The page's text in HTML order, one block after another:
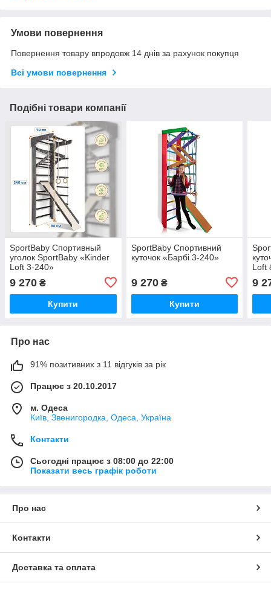
Умови повернення
Повернення товару впродовж 14 днів за рахунок покупця
Всі умови повернення
Подібні товари компанії
SportBaby Спортивный
уголок SportBaby «Kinder
Loft 3-240»
9 270 ₴
Купити
SportBaby Спортивний
куточок «Барбі 3-240»
9 270₴
Купити
Loft
9
Про нас
91% позитивних з 11 відгуків за рік
Працює з 20.10.2017
м. Одеса
Київ, Звенигородка, Одеса, Україна
Контакти
Сьогодні працює з 08:00 до 22:00
Показати весь графік роботи
Про нас
Контакти
Доставка та оплата